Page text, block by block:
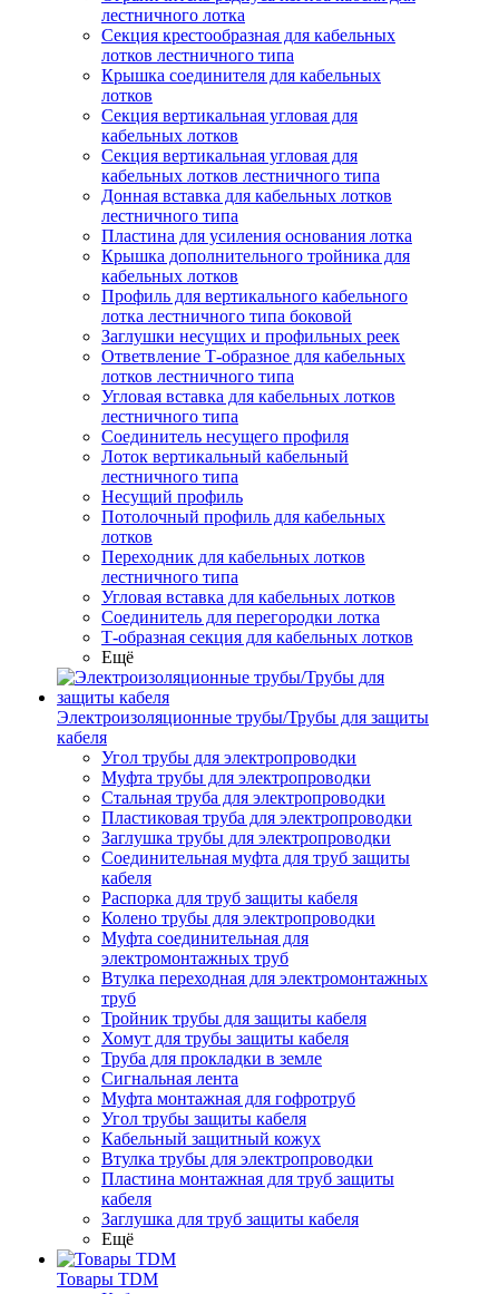
лестничного лотка
Секция крестообразная для кабельных
лотков лестничного типа
Крышка соединителя для кабельных
лотков
Секция вертикальная угловая для
кабельных лотков
Секция вертикальная угловая для
кабельных лотков лестничного типа
Донная вставка для кабельных лотков
лестничного типа
Пластина для усиления основания лотка
Крышка дополнительного тройника для
кабельных лотков
Профиль для вертикального кабельного
лотка лестничного типа боковой
Заглушки несущих и профильных реек
Ответвление Т-образное для кабельных
лотков лестничного типа
Угловая вставка для кабельных лотков
лестничного типа
Соединитель несущего профиля
Лоток вертикальный кабельный
лестничного типа
Несущий профиль
Потолочный профиль для кабельных
лотков
Переходник для кабельных лотков
лестничного типа
Угловая вставка для кабельных лотков
Соединитель для перегородки лотка
Т-образная секция для кабельных лотков
Ещё
Электроизоляционные трубы/Трубы для защиты
кабеля
Угол трубы для электропроводки
Муфта трубы для электропроводки
Стальная труба для электропроводки
Пластиковая труба для электропроводки
Заглушка трубы для электропроводки
Соединительная муфта для труб защиты
кабеля
Распорка для труб защиты кабеля
Колено трубы для электропроводки
Муфта соединительная для
электромонтажных труб
Втулка переходная для электромонтажных
труб
Тройник трубы для защиты кабеля
Хомут для трубы защиты кабеля
Труба для прокладки в земле
Сигнальная лента
Муфта монтажная для гофротруб
Угол трубы защиты кабеля
Кабельный защитный кожух
Втулка трубы для электропроводки
Пластина монтажная для труб защиты
кабеля
Заглушка для труб защиты кабеля
Ещё
Товары TDM